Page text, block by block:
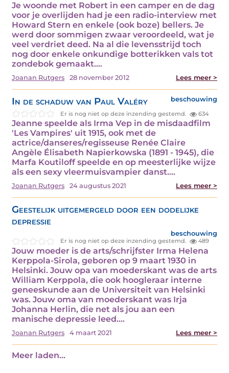
Je woonde met Robert in een camper en de dag
voor je overlijden had je een radio-interview met
Howard Stern en enkele (ook boze) bellers. Je
werd door sommigen zwaar veroordeeld, wat je
veel verdriet deed. Na al die levensstrijd toch
nog door enkele onkundige botterikken vals tot
zondebok gemaakt.…
Joanan Rutgers 28 november 2012 Lees meer >
In de schaduw van Paul Valéry beschouwing
Er is nog niet op deze inzending gestemd. 634
Jeanne speelde als Irma Vep in de misdaadfilm
'Les Vampires' uit 1915, ook met de
actrice/danseres/regisseuse Renée Claire
Angèle Élisabeth Napierkowska (1891 - 1945), die
Marfa Koutiloff speelde en op meesterlijke wijze
als een sexy vleermuisvampier danst.…
Joanan Rutgers 24 augustus 2021 Lees meer >
Geestelijk uitgemergeld door een dodelijke
depressie
beschouwing
Er is nog niet op deze inzending gestemd. 489
Jouw moeder is de arts/schrijfster Irma Helena
Kerppola-Sirola, geboren op 9 maart 1930 in
Helsinki. Jouw opa van moederskant was de arts
William Kerppola, die ook hoogleraar interne
geneeskunde aan de Universiteit van Helsinki
was. Jouw oma van moederskant was Irja
Johanna Herlin, die net als jou aan een
manische depressie leed.…
Joanan Rutgers 4 maart 2021 Lees meer >
Meer laden...